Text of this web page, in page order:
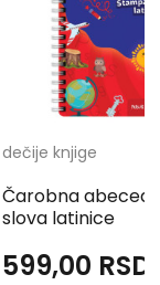
dečije knjige
Čarobna
slova latinice
599,00 RSD